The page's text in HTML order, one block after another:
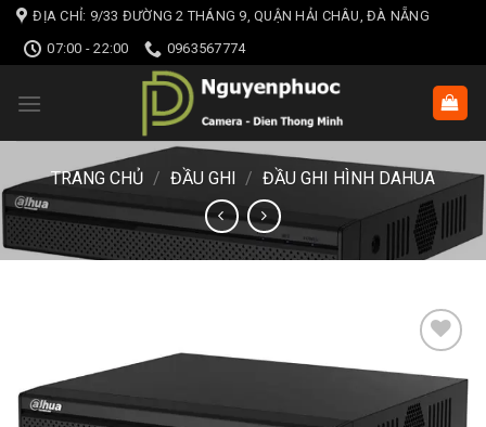
Skip
content
ĐỊA CHỈ: 9/33 ĐƯỜNG 2 THÁNG 9, QUẬN HẢI CHÂU, ĐÀ NẴNG
07:00 - 22:00
0963567774
TRANG CHỦ / ĐẦU GHI / ĐẦU GHI HÌNH DAHUA
Add to wishlist